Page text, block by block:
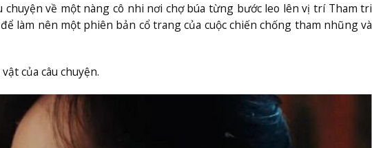
chuyện về một nàng cô nhi nơi chợ búa từng bước leo lên vị trí Tham tri
làm nên một phiên bản cổ trang của cuộc chiến chống tham nhũng và
của câu chuyện.